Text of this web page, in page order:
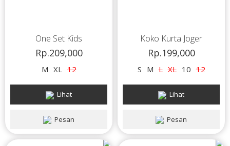
One Set Kids
Rp.209,000
M XL 12
Pesan
Lihat
Koko Kurta Joger
Rp.199,000
S M L XL 10 12
Pesan
Lihat